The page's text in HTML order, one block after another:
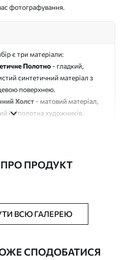
фотографування.
є три матеріали:
Полотно - гладкий,
синтетичний матеріал з
поверхнею.
Холст - матовий матеріал,
на полотна художників.
додати лакове покриття.
ПРО ПРОДУКТ
ВСЮ ГАЛЕРЕЮ
СПОДОБАТИСЯ